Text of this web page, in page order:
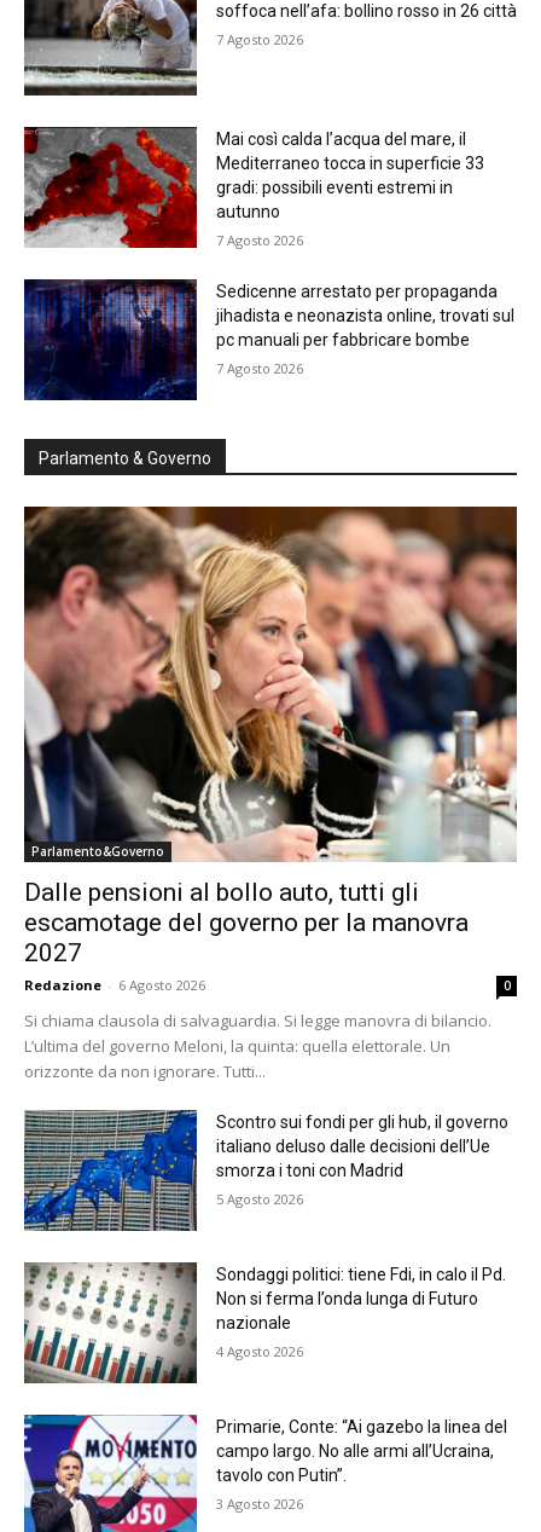
soffoca nell’afa: bollino rosso in 26 città
7 Agosto 2026
Mai così calda l’acqua del mare, il
Mediterraneo tocca in superficie 33
gradi: possibili eventi estremi in
autunno
7 Agosto 2026
Sedicenne arrestato per propaganda
jihadista e neonazista online, trovati sul
pc manuali per fabbricare bombe
7 Agosto 2026
Parlamento & Governo
Parlamento&Governo
Dalle pensioni al bollo auto, tutti gli
escamotage del governo per la manovra
2027
Redazione - 6 Agosto 2026 0
Si chiama clausola di salvaguardia. Si legge manovra di bilancio.
L’ultima del governo Meloni, la quinta: quella elettorale. Un
orizzonte da non ignorare. Tutti...
Scontro sui fondi per gli hub, il governo
italiano deluso dalle decisioni dell’Ue
smorza i toni con Madrid
5 Agosto 2026
Sondaggi politici: tiene Fdi, in calo il Pd.
Non si ferma l’onda lunga di Futuro
nazionale
4 Agosto 2026
Primarie, Conte: “Ai gazebo la linea del
campo largo. No alle armi all’Ucraina,
tavolo con Putin”.
3 Agosto 2026